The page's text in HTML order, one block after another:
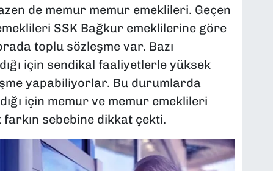
de memur memur emeklileri. Geçen
SSK Bağkur emeklilerine göre
toplu sözleşme var. Bazı
için sendikal faaliyetlerle yüksek
yapabiliyorlar. Bu durumlarda
için memur ve memur emeklileri
sebebine dikkat çekti.